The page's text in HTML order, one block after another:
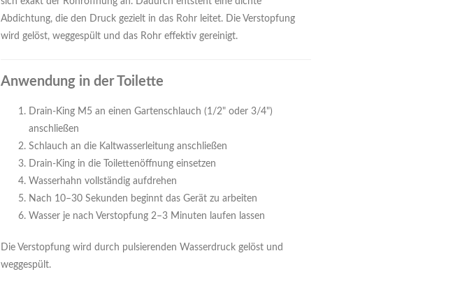
Abdichtung, die den Druck gezielt in das Rohr leitet. Die Verstopfung
wird gelöst, weggespült und das Rohr effektiv gereinigt.
Anwendung in der Toilette
Drain-King M5 an einen Gartenschlauch (1/2" oder 3/4")
anschließen
Schlauch an die Kaltwasserleitung anschließen
Drain-King in die Toilettenöffnung einsetzen
Wasserhahn vollständig aufdrehen
Nach 10–30 Sekunden beginnt das Gerät zu arbeiten
Wasser je nach Verstopfung 2–3 Minuten laufen lassen
Die Verstopfung wird durch pulsierenden Wasserdruck gelöst und
weggespült.